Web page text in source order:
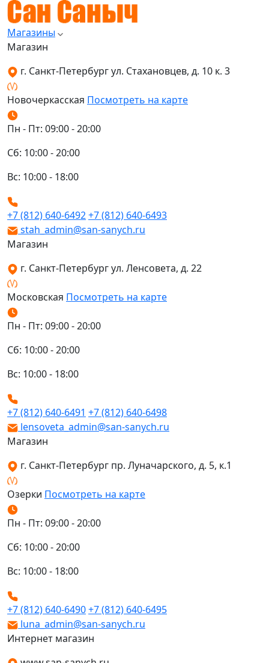
Магазины
Магазин
г. Санкт-Петербург ул. Стахановцев, д. 10 к. 3
Новочеркасская Посмотреть на карте
Пн - Пт: 09:00 - 20:00
Сб: 10:00 - 20:00
Вс: 10:00 - 18:00
+7 (812) 640-6492+7 (812) 640-6493
stah_admin@san-sanych.ru
Магазин
г. Санкт-Петербург ул. Ленсовета, д. 22
Московская Посмотреть на карте
Пн - Пт: 09:00 - 20:00
Сб: 10:00 - 20:00
Вс: 10:00 - 18:00
+7 (812) 640-6491 +7 (812) 640-6498
lensoveta_admin@san-sanych.ru
Магазин
г. Санкт-Петербург пр. Луначарского, д. 5, к.1
Озерки Посмотреть на карте
Пн - Пт: 09:00 - 20:00
Сб: 10:00 - 20:00
Вс: 10:00 - 18:00
+7 (812) 640-6490+7 (812) 640-6495
luna_admin@san-sanych.ru
Интернет магазин